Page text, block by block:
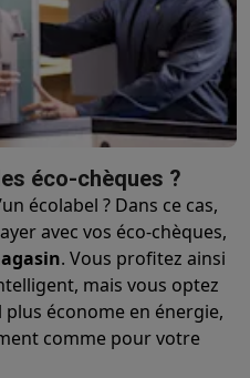
Barbecues au charbon
Machines à boissons
Balances de cuisine
CrêpièresDesserts divers
Plantes aromatiques
robotsAspirateurs balai
robotsAspirateurs robots laveur
à vapeurNettoyeurs
Fers à repasser
Aircoolers Ventilateurs
Humidificateurs
éco-chèques ?
écolabel ? Dans ce cas,
avec vos éco-chèques,
. Vous profitez ainsi
mais vous optez
économe en énergie,
comme pour votre